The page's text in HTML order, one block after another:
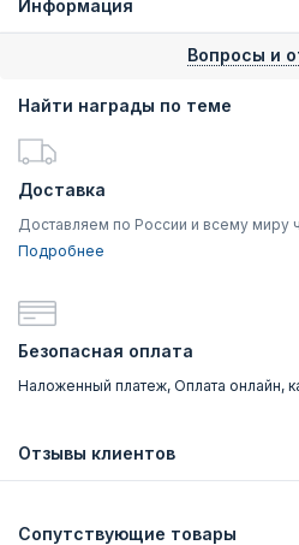
Информация
Вопросы и
Найти награды по теме
Доставка
Доставляем по России и всему миру
Подробнее
Безопасная оплата
Наложенный платеж, Оплата онлайн,
Отзывы клиентов
Сопутствующие товары